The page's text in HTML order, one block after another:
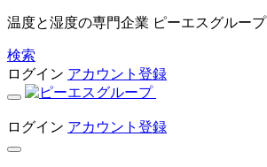
温度と湿度の専門企業 ピーエスグループ
検索
ログイン アカウント登録
ログイン アカウント登録